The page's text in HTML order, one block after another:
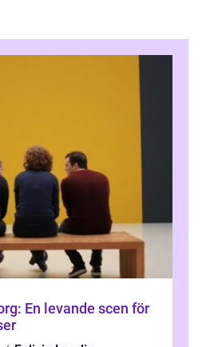
En levande scen för